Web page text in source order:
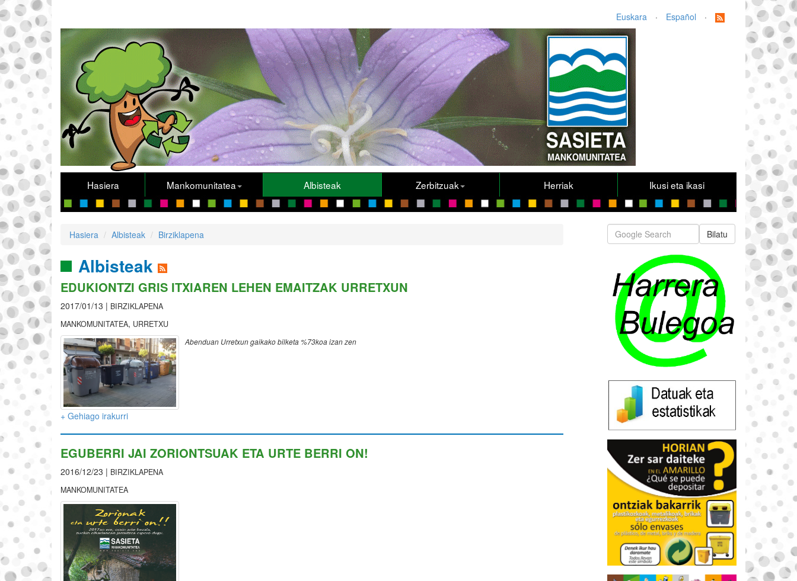
Euskara · Español ·
Hasiera Mankomunitatea Albisteak Zerbitzuak Herriak Ikusi eta ikasi
Hasiera Albisteak Birziklapena
Albisteak
EDUKIONTZI GRIS ITXIAREN LEHEN EMAITZAK URRETXUN
2017/01/13 | BIRZIKLAPENA
MANKOMUNITATEA, URRETXU
Abenduan Urretxun gaikako bilketa %73koa izan zen
+ Gehiago irakurri
EGUBERRI JAI ZORIONTSUAK ETA URTE BERRI ON!
2016/12/23 | BIRZIKLAPENA
MANKOMUNITATEA
Bilatu